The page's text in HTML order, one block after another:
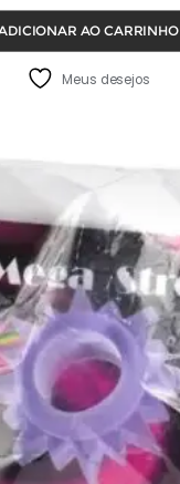
AO CARRINHO
Meus desejos